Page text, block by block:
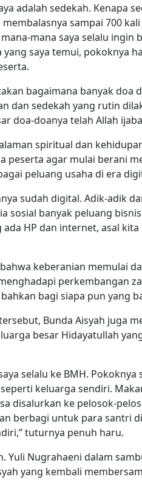
adalah sedekah. Kenapa
sampai 700
mana saya selalu ingin
yang saya temui, pokoknya
bagaimana banyak doa
dan sedekah yang rutin
doa-doanya telah Allah
spiritual dan
peserta agar mulai berani
peluang usaha di era
sudah digital. Adik-adik
sosial banyak peluang
ada HP dan internet, asal
keberanian memulai
perkembangan
bagi siapa pun yang
Bunda Aisyah juga
besar Hidayatullah
selalu ke BMH.
keluarga sendiri.
disalurkan ke pelosok-
berbagi untuk para santri
tuturnya penuh haru.
Yuli Nugrahaeni dalam
yang kembali